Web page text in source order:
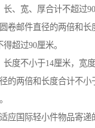
长、宽、厚合计不超过
卷邮件直径的两倍和长
超过90厘米。
长度不小于14厘米，宽
的两倍和长度合计不小
应国际轻小件物品寄递